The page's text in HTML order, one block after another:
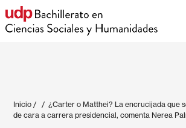
Inicio / / ¿Carter o Matthei? La encrucijada que
de cara a carrera presidencial, comenta Nerea